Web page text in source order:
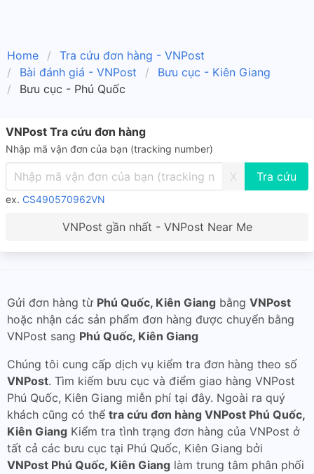
Home
Tra cứu đơn hàng - VNPost
Bài đánh giá - VNPost
Bưu cục - Kiên Giang
Bưu cục - Phú Quốc
VNPost Tra cứu đơn hàng
Nhập mã vận đơn của bạn (tracking number)
X
ex. CS490570962VN
VNPost gần nhất - VNPost Near Me
Gửi đơn hàng từ Phú Quốc, Kiên Giang bằng VNPost
hoặc nhận các sản phẩm đơn hàng được chuyển bằng
VNPost sang Phú Quốc, Kiên Giang
Chúng tôi cung cấp dịch vụ kiểm tra đơn hàng theo số
VNPost. Tìm kiếm bưu cục và điểm giao hàng VNPost
Phú Quốc, Kiên Giang miễn phí tại đây. Ngoài ra quý
khách cũng có thể tra cứu đơn hàng VNPost Phú Quốc,
Kiên Giang Kiểm tra tình trạng đơn hàng của VNPost ở
tất cả các bưu cục tại Phú Quốc, Kiên Giang bởi
VNPost Phú Quốc, Kiên Giang làm trung tâm phân phối